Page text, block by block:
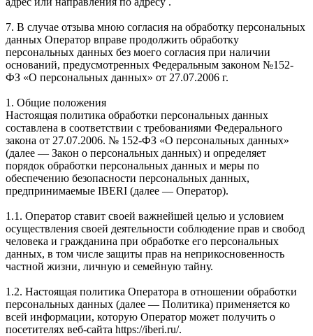
7. В случае отзыва мною согласия на обработку персональных
данных Оператор вправе продолжить обработку
персональных данных без моего согласия при наличии
оснований, предусмотренных Федеральным законом №152-
ФЗ «О персональных данных» от 27.07.2006 г.
1. Общие положения
Настоящая политика обработки персональных данных
составлена в соответствии с требованиями Федерального
закона от 27.07.2006. № 152-ФЗ «О персональных данных»
(далее — Закон о персональных данных) и определяет
порядок обработки персональных данных и меры по
обеспечению безопасности персональных данных,
предпринимаемые IBERI (далее — Оператор).
1.1. Оператор ставит своей важнейшей целью и условием
осуществления своей деятельности соблюдение прав и свобод
человека и гражданина при обработке его персональных
данных, в том числе защиты прав на неприкосновенность
частной жизни, личную и семейную тайну.
1.2. Настоящая политика Оператора в отношении обработки
персональных данных (далее — Политика) применяется ко
всей информации, которую Оператор может получить о
посетителях веб-сайта https://iberi.ru/.